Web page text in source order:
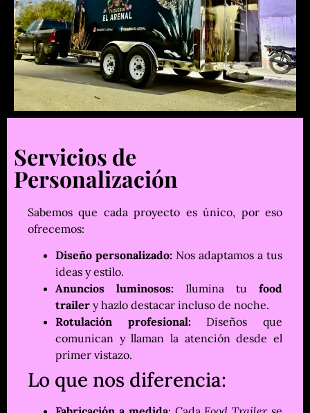
Servicios de
Personalización
Sabemos que cada proyecto es único, por eso
ofrecemos:
Diseño personalizado: Nos adaptamos a tus
ideas y estilo.
Anuncios luminosos: Ilumina tu food
trailer y hazlo destacar incluso de noche.
Rotulación profesional: Diseños que
comunican y llaman la atención desde el
primer vistazo.
Lo que nos diferencia: